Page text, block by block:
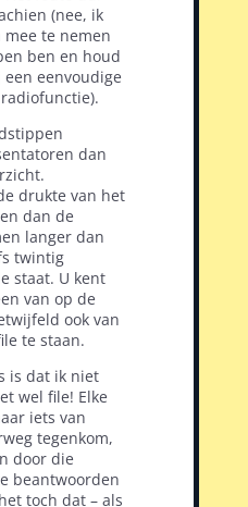
(nee, ik
te nemen
ben en houd
eenvoudige
dan
drukte van het
dan de
langer dan
twintig
staat. U kent
van op de
ook van
te staan.
is dat ik niet
wel file! Elke
iets van
tegenkom,
door die
beantwoorden
toch dat – als